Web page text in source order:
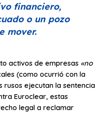
financiero,
o un pozo
mover.
activos de empresas «no
(como ocurrió con la
rusos ejecutan la sentencia
Euroclear, estas
legal a reclamar